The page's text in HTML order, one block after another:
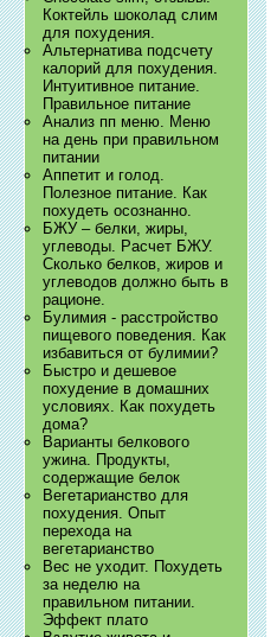
Коктейль шоколад слим
для похудения.
Альтернатива подсчету
калорий для похудения.
Интуитивное питание.
Правильное питание
Анализ пп меню. Меню
на день при правильном
питании
Аппетит и голод.
Полезное питание. Как
похудеть осознанно.
БЖУ – белки, жиры,
углеводы. Расчет БЖУ.
Сколько белков, жиров и
углеводов должно быть в
рационе.
Булимия - расстройство
пищевого поведения. Как
избавиться от булимии?
Быстро и дешевое
похудение в домашних
условиях. Как похудеть
дома?
Варианты белкового
ужина. Продукты,
содержащие белок
Вегетарианство для
похудения. Опыт
перехода на
вегетарианство
Вес не уходит. Похудеть
за неделю на
правильном питании.
Эффект плато